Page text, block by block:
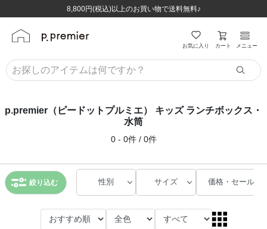
8,800円(税込)以上のお買い物で送料無料♪
ほぼ全品半額！！8/12(水)お昼12:59まで！！
8,800円(税込)以上のお買い物で送料無料♪
ほぼ全品半額！！8/12(水)お昼12:59まで！！
お気に入り カート メニュー
p.premier（ピードットプルミエ） キッズ ランチボックス・
水筒
0 - 0件 / 0件
絞り込む 性別 サイズ 価格・セール